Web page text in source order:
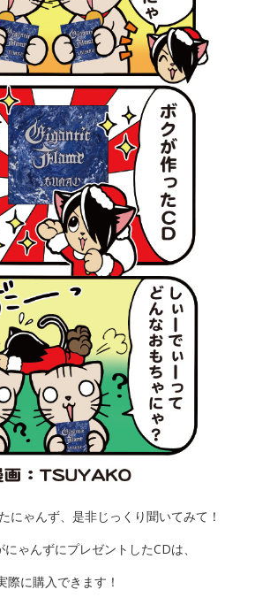
にゃんず、是非じっくり聞いてみて！
ゃんずにプレゼントしたCDは、
際に購入できます！